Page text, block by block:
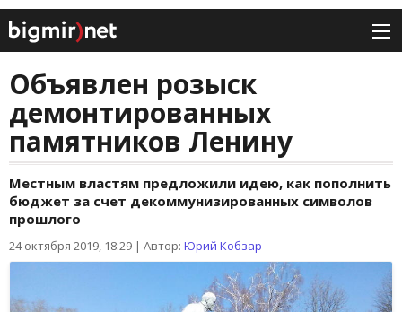
Объявлен розыск
демонтированных
памятников Ленину
Местным властям предложили идею, как пополнить
бюджет за счет декоммунизированных символов
прошлого
24 октября 2019, 18:29 | Автор: Юрий Кобзар